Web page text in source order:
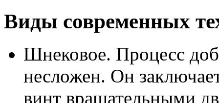
Виды современных
Шнековое. Процесс
несложен. Он
винт вращательными